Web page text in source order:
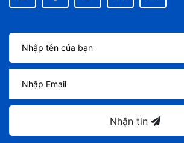
Nhận tin